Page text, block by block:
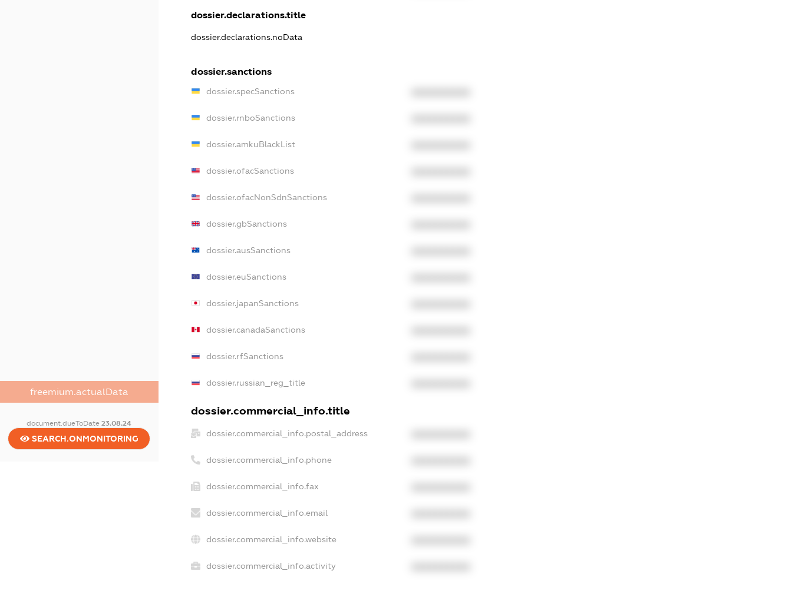
freemium.actualData
document.dueToDate23.08.24
SEARCH.ONMONITORING
dossier.declarations.title
dossier.declarations.noData
dossier.sanctions
dossier.specSanctions
dossier.rnboSanctions
dossier.amkuBlackList
dossier.ofacSanctions
dossier.ofacNonSdnSanctions
dossier.gbSanctions
dossier.ausSanctions
dossier.euSanctions
dossier.japanSanctions
dossier.canadaSanctions
dossier.rfSanctions
dossier.russian_reg_title
dossier.commercial_info.title
dossier.commercial_info.postal_address
dossier.commercial_info.phone
dossier.commercial_info.fax
dossier.commercial_info.email
dossier.commercial_info.website
dossier.commercial_info.activity